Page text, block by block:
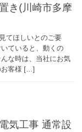
き(川崎市多摩
てほしいとのご要
ていると、動くの
な時は、当社にお気
お客様 […]
気工事 通常設